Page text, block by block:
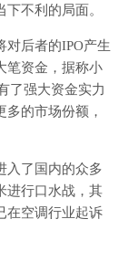
不利的局面。
对后者的IPO产生
笔资金，据称小
了强大资金实力
的市场份额，
入了国内的众多
进行口水战，其
在空调行业起诉